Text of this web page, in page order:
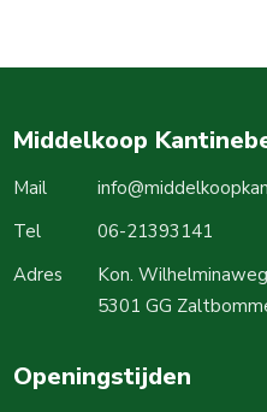
Middelkoop
Mail
Tel
06-21393141
Adres
Kon.
5301 GG
Openingstijden